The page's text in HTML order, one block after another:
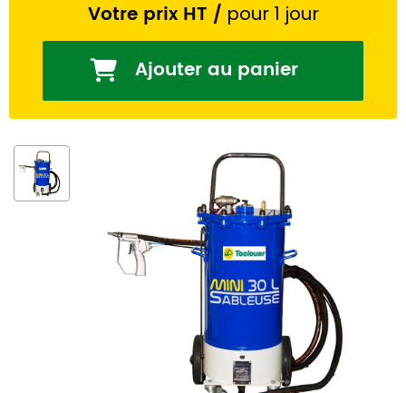
Votre prix HT / pour 1 jour
Ajouter au panier